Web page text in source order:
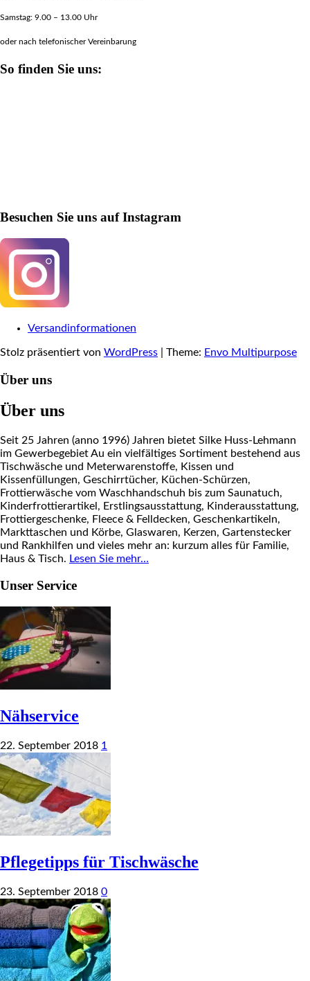
Samstag: 9.00 – 13.00 Uhr
oder nach telefonischer Vereinbarung
So finden Sie uns:
Besuchen Sie uns auf Instagram
Versandinformationen
Stolz präsentiert von WordPress Theme: Envo Multipurpose
Über uns
Über uns
Seit 25 Jahren (anno 1996) Jahren bietet Silke Huss-Lehmann
im Gewerbegebiet Au ein vielfältiges Sortiment bestehend aus
Tischwäsche und Meterwarenstoffe, Kissen und
Kissenfüllungen, Geschirrtücher, Küchen-Schürzen,
Frottierwäsche vom Waschhandschuh bis zum Saunatuch,
Kinderfrottierartikel, Erstlingsausstattung, Kinderausstattung,
Frottiergeschenke, Fleece & Felldecken, Geschenkartikeln,
Markttaschen und Körbe, Glaswaren, Kerzen, Gartenstecker
und Rankhilfen und vieles mehr an: kurzum alles für Familie,
Haus & Tisch. Lesen Sie mehr…
Unser Service
Nähservice
22. September 2018 1
Pflegetipps für Tischwäsche
23. September 2018 0